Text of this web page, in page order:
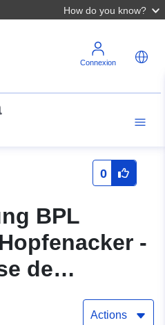
How do you know?
Connexion
0
BPL
-
de
Actions